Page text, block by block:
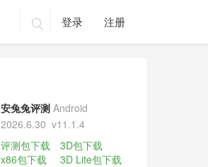
 登录 注册
安兔兔评测 Android
2026.6.30 v11.1.4
评测包下载
3D包下载
x86包下载
3D Lite包下载